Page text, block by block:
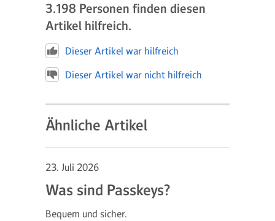
3.198 Personen finden diesen
Artikel hilfreich.
Dieser Artikel war hilfreich
Dieser Artikel war nicht hilfreich
Ähnliche Artikel
23. Juli 2026
Was sind Passkeys?
Bequem und sicher.